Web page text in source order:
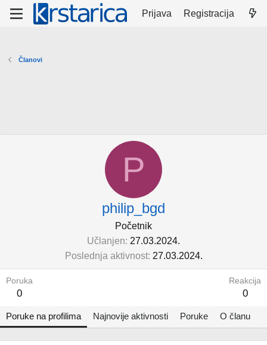
Prijava Registracija
Članovi
P
philip_bgd
Početnik
Učlanjen 27.03.2024.
Poslednja aktivnost 27.03.2024.
Poruka
0
Reakcija
0
Poruke na profilima Najnovije aktivnosti Poruke O članu